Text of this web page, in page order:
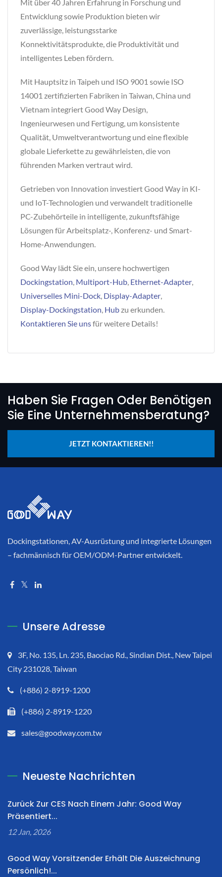
Mit über 40 Jahren Erfahrung in Forschung und
Entwicklung sowie Produktion bieten wir
zuverlässige, leistungsstarke
Konnektivitätsprodukte, die Produktivität und
intelligentes Leben fördern.
Mit Hauptsitz in Taipeh und ISO 9001 sowie ISO
14001 zertifizierten Fabriken in Taiwan, China und
Vietnam integriert Good Way Design,
Ingenieurwesen und Fertigung, um konsistente
Qualität, Umweltverantwortung und eine flexible
globale Lieferkette zu gewährleisten, die von
führenden Marken vertraut wird.
Getrieben von Innovation investiert Good Way in KI-
und IoT-Technologien und verwandelt traditionelle
PC-Zubehörteile in intelligente, zukunftsfähige
Lösungen für Arbeitsplatz-, Konferenz- und Smart-
Home-Anwendungen.
Good Way lädt Sie ein, unsere hochwertigen
Dockingstation Multiport-Hub Ethernet-Adapter
Universelles Mini-Dock Display-Adapter
Display-Dockingstation Hubzu erkunden.
Kontaktieren Sie unsfür weitere Details!
Haben Sie Fragen Oder Benötigen
Sie Eine Unternehmensberatung?
JETZT KONTAKTIEREN!!
Dockingstationen, AV-Ausrüstung und integrierte Lösungen
– fachmännisch für OEM/ODM-Partner entwickelt.
Unsere Adresse
3F, No. 135, Ln. 235, Baociao Rd., Sindian Dist., New Taipei
City 231028, Taiwan
(+886) 2-8919-1200
(+886) 2-8919-1220
sales@goodway.com.tw
Neueste Nachrichten
Zurück Zur CES Nach Einem Jahr: Good Way
Präsentiert...
12 Jan, 2026
Good Way Vorsitzender Erhält Die Auszeichnung
Persönlich!...